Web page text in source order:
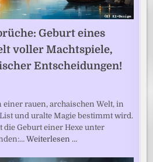
Geburt eines
voller Machtspiele,
Entscheidungen!
rauen, archaischen Welt, in
und uralte Magie bestimmt wird.
Geburt einer Hexe unter
Weiterlesen …